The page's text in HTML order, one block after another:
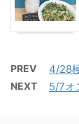
PREV 4/28
NEXT 5/7オ